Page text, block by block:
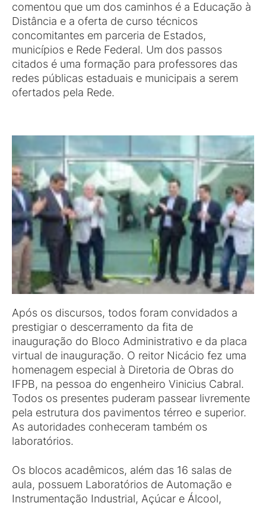
comentou que um dos caminhos é a Educação à
Distância e a oferta de curso técnicos
concomitantes em parceria de Estados,
municípios e Rede Federal. Um dos passos
citados é uma formação para professores das
redes públicas estaduais e municipais a serem
ofertados pela Rede.
Após os discursos, todos foram convidados a
prestigiar o descerramento da fita de
inauguração do Bloco Administrativo e da placa
virtual de inauguração. O reitor Nicácio fez uma
homenagem especial à Diretoria de Obras do
IFPB, na pessoa do engenheiro Vinicius Cabral.
Todos os presentes puderam passear livremente
pela estrutura dos pavimentos térreo e superior.
As autoridades conheceram também os
laboratórios.
Os blocos acadêmicos, além das 16 salas de
aula, possuem Laboratórios de Automação e
Instrumentação Industrial, Açúcar e Álcool,